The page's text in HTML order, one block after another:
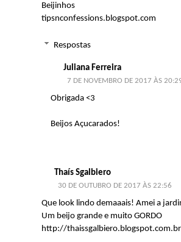
Beijinhos
tipsnconfessions.blogspot.com
Respostas
Juliana Ferreira
7 DE NOVEMBRO DE 2017 ÀS
Obrigada <3
Beijos Açucarados!
Thaís Sgalbiero
30 DE OUTUBRO DE 2017 ÀS 22:56
Que look lindo demaaais! Amei a
Um beijo grande e muito GORDO
http://thaissgalbiero.blogspot.com.br